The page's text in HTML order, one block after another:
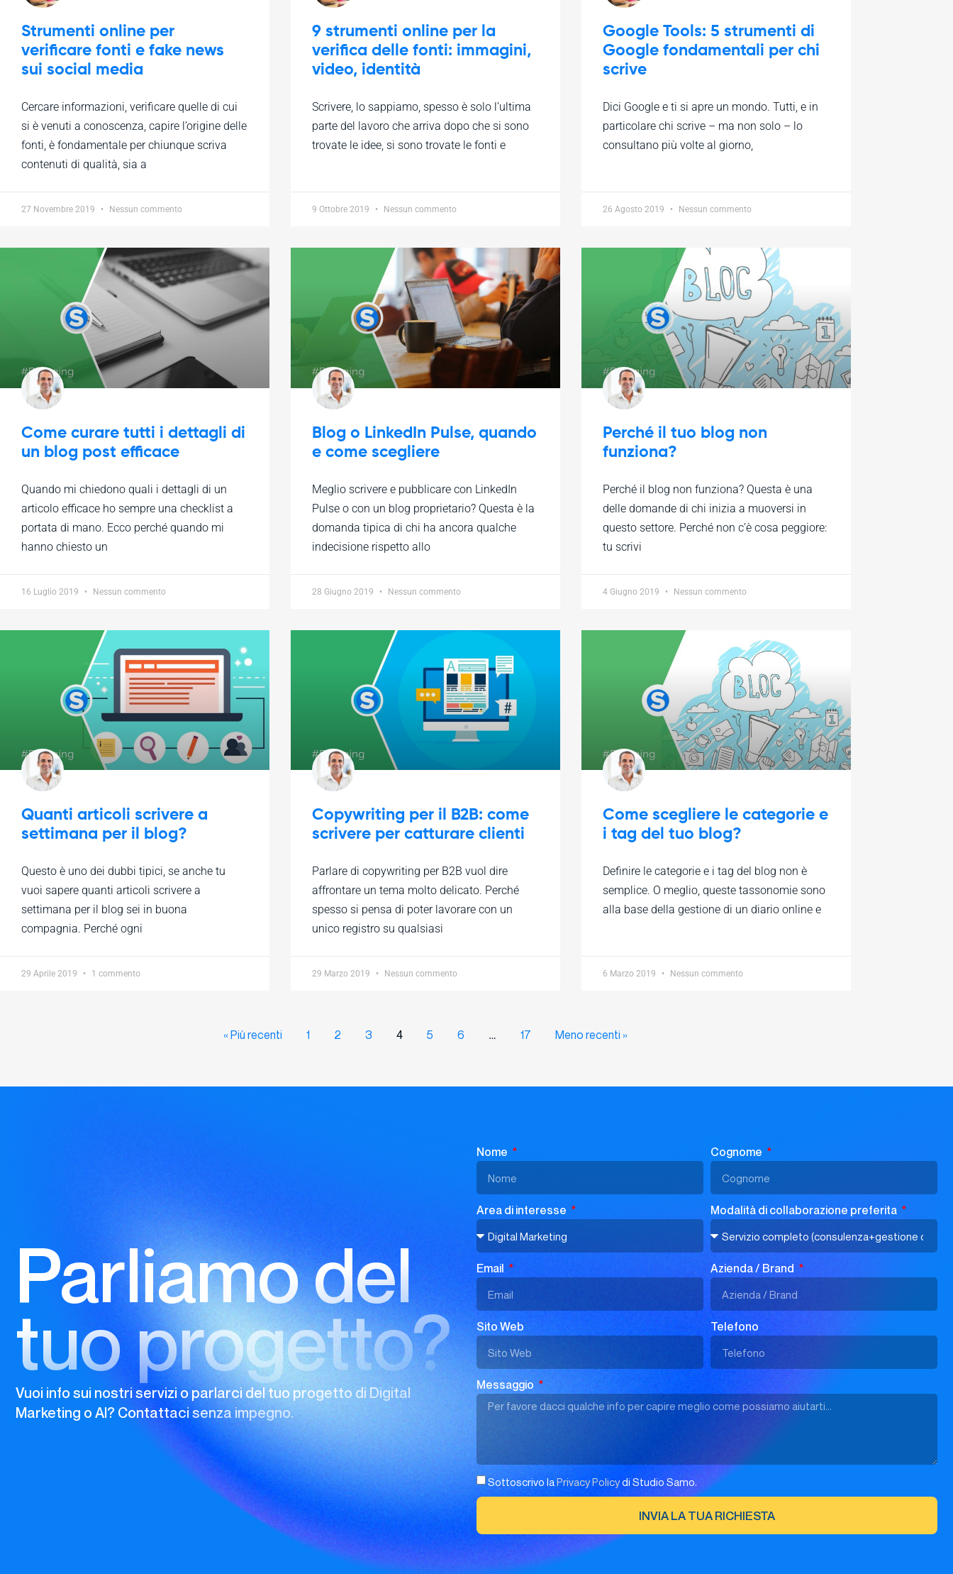
Strumenti online per
verificare fonti e fake news
sui social media
Cercare informazioni, verificare quelle di cui
si è venuti a conoscenza, capire l’origine delle
fonti, è fondamentale per chiunque scriva
contenuti di qualità, sia a
27 Novembre 2019 Nessun commento
9 strumenti online per la
verifica delle fonti: immagini,
video, identità
Scrivere, lo sappiamo, spesso è solo l’ultima
parte del lavoro che arriva dopo che si sono
trovate le idee, si sono trovate le fonti e
9 Ottobre 2019 Nessun commento
Google Tools: 5 strumenti di
Google fondamentali per chi
scrive
Dici Google e ti si apre un mondo. Tutti, e in
particolare chi scrive – ma non solo – lo
consultano più volte al giorno,
26 Agosto 2019 Nessun commento
Come curare tutti i dettagli di
un blog post efficace
Quando mi chiedono quali i dettagli di un
articolo efficace ho sempre una checklist a
portata di mano. Ecco perché quando mi
hanno chiesto un
16 Luglio 2019 Nessun commento
Blog o LinkedIn Pulse, quando
e come scegliere
Meglio scrivere e pubblicare con LinkedIn
Pulse o con un blog proprietario? Questa è la
domanda tipica di chi ha ancora qualche
indecisione rispetto allo
28 Giugno 2019 Nessun commento
Perché il tuo blog non
funziona?
Perché il blog non funziona? Questa è una
delle domande di chi inizia a muoversi in
questo settore. Perché non c’è cosa peggiore:
tu scrivi
4 Giugno 2019 Nessun commento
Quanti articoli scrivere a
settimana per il blog?
Questo è uno dei dubbi tipici, se anche tu
vuoi sapere quanti articoli scrivere a
settimana per il blog sei in buona
compagnia. Perché ogni
29 Aprile 2019 1 commento
Copywriting per il B2B: come
scrivere per catturare clienti
Parlare di copywriting per B2B vuol dire
affrontare un tema molto delicato. Perché
spesso si pensa di poter lavorare con un
unico registro su qualsiasi
29 Marzo 2019 Nessun commento
Come scegliere le categorie e
i tag del tuo blog?
Definire le categorie e i tag del blog non è
semplice. O meglio, queste tassonomie sono
alla base della gestione di un diario online e
6 Marzo 2019 Nessun commento
« Più recenti 1 2 3 4 5 6 … 17 Meno recenti »
Parliamo del
tuo progetto?
Vuoi info sui nostri servizi o parlarci del tuo progetto di Digital
Marketing o AI? Contattaci senza impegno.
Nome Cognome
Area di interesse Modalità di collaborazione preferita
Email Azienda / Brand
Sito Web Telefono
Messaggio
Sottoscrivo laPrivacy Policydi Studio Samo.
INVIA LA TUA RICHIESTA